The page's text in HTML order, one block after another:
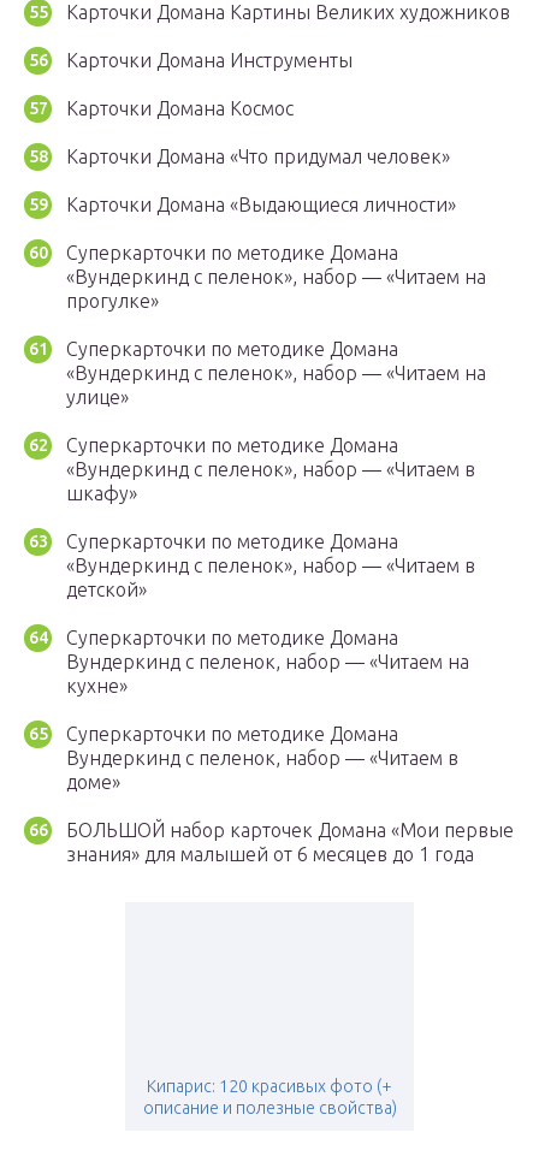
Карточки Домана Картины Великих художников
Карточки Домана Инструменты
Карточки Домана Космос
Карточки Домана «Что придумал человек»
Карточки Домана «Выдающиеся личности»
Суперкарточки по методике Домана
«Вундеркинд с пеленок», набор — «Читаем на
прогулке»
Суперкарточки по методике Домана
«Вундеркинд с пеленок», набор — «Читаем на
улице»
Суперкарточки по методике Домана
«Вундеркинд с пеленок», набор — «Читаем в
шкафу»
Суперкарточки по методике Домана
«Вундеркинд с пеленок», набор — «Читаем в
детской»
Суперкарточки по методике Домана
Вундеркинд с пеленок, набор — «Читаем на
кухне»
Суперкарточки по методике Домана
Вундеркинд с пеленок, набор — «Читаем в
доме»
БОЛЬШОЙ набор карточек Домана «Мои первые
знания» для малышей от 6 месяцев до 1 года
Кипарис: 120 красивых фото (+
описание и полезные свойства)